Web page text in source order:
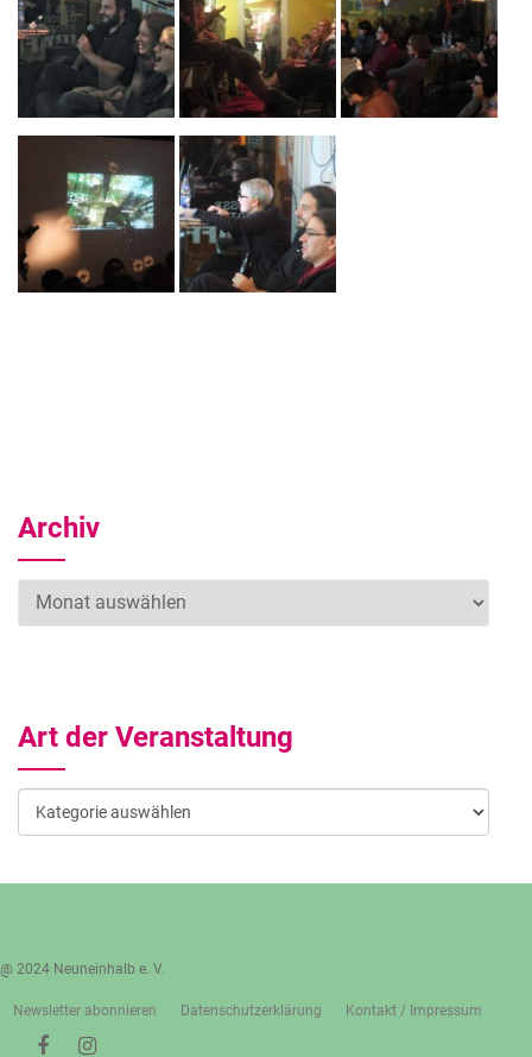
Archiv
Archiv
Art der Veranstaltung
Art
der
Veranstaltung
@ 2024 Neuneinhalb e. V.
Newsletter abonnieren Datenschutzerklärung Kontakt / Impressum